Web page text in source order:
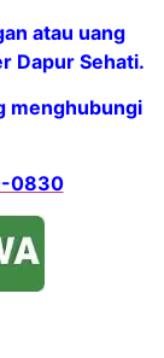
atau uang
Dapur Sehati.
menghubungi
0830